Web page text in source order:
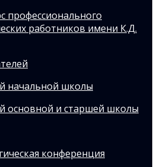
профессионального
работников имени К.Д.
начальной школы
основной и старшей школы
конференция